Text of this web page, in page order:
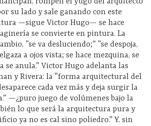
su lado y sale ganando con este
—sigue Victor Hugo— se hace
se convierte en pintura. La
“se va desluciendo;” “se despoja,
a ojos vista; se hace mezquina, se
se anula.” Victor Hugo adelanta las
y Rivera: la “forma arquitectural del
cada vez más y deja surgir la
—¿puro juego de volúmenes bajo la
lo que será la arquitectura pura y
ya no es cal sino poliedro.” Y, sin